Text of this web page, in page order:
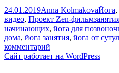
Опубликовано
24.01.2019Автор
Anna KolmakovaЙога,
видео, Проект Zen-фильмМетки
начинающих, йога для
дома, йога занятия, йога от
комментарий
записи
Сайт работает на WordPress